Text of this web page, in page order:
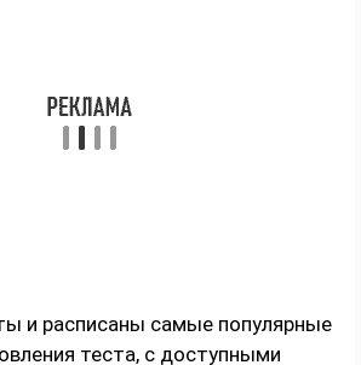
и расписаны самые популярные
теста, с доступными